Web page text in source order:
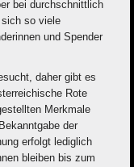
bei durchschnittlich
so viele
und Spender
daher gibt es
Rote
Merkmale
der
erfolgt lediglich
bleiben bis zum